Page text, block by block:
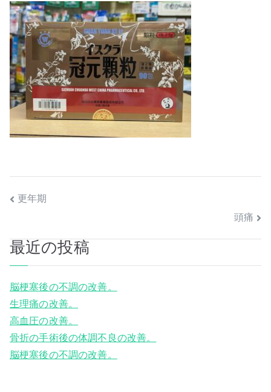
投
ナ
ビ
ゲ
ー
シ
更年期
頭痛
最近の投稿
脳梗塞後の不調の改善。
生理痛の改善。
高血圧の改善。
骨折の手術後の体調不良の改善。
脳梗塞後の不調の改善。